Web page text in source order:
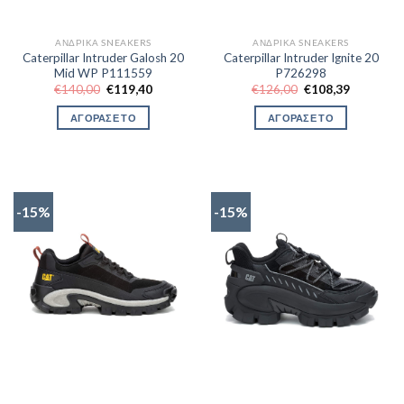
ΑΝΔΡΙΚΆ SNEAKERS
Caterpillar Intruder Galosh 20
Mid WP P111559
€140,00 Original
was:
€140,00.
€119,40Η
ΑΓΟΡΑΣΕ ΤΟ
ΑΝΔΡΙΚΆ SNEAKERS
Caterpillar Intruder Ignite 20
P726298
€126,00 Original
was:
€126,00.
€108,39Η
ΑΓΟΡΑΣΕ ΤΟ
-15% -15%